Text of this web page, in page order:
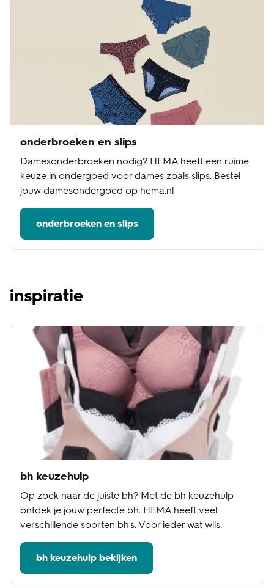
onderbroeken en slips
Damesonderbroeken nodig? HEMA heeft een ruime
keuze in ondergoed voor dames zoals slips. Bestel
jouw damesondergoed op hema.nl
onderbroeken en slips
inspiratie
bh keuzehulp
Op zoek naar de juiste bh? Met de bh keuzehulp
ontdek je jouw perfecte bh. HEMA heeft veel
verschillende soorten bh's. Voor ieder wat wils.
bh keuzehulp bekijken